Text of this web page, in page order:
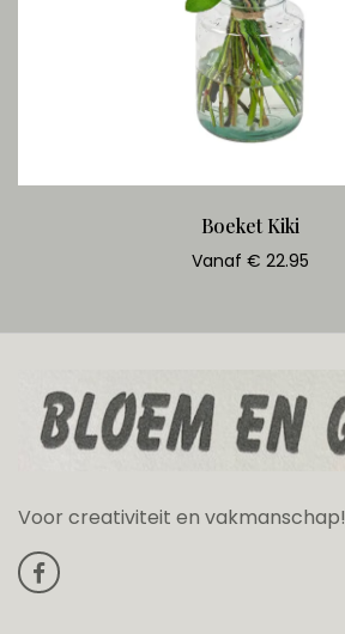
Boeket Kiki
Vanaf € 22.95
Voor creativiteit en vakmanschap!